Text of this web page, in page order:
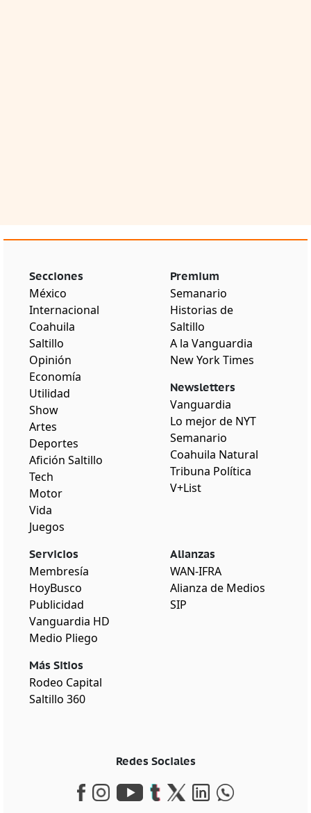
Secciones
México
Internacional
Coahuila
Saltillo
Opinión
Economía
Utilidad
Show
Artes
Deportes
Afición Saltillo
Tech
Motor
Vida
Juegos
Premium
Semanario
Historias de
Saltillo
A la Vanguardia
New York Times
Newsletters
Vanguardia
Lo mejor de NYT
Semanario
Coahuila Natural
Tribuna Política
V+List
Servicios
Membresía
HoyBusco
Publicidad
Vanguardia HD
Medio Pliego
Más Sitios
Rodeo Capital
Saltillo 360
Alianzas
WAN-IFRA
Alianza de Medios
SIP
Redes Sociales